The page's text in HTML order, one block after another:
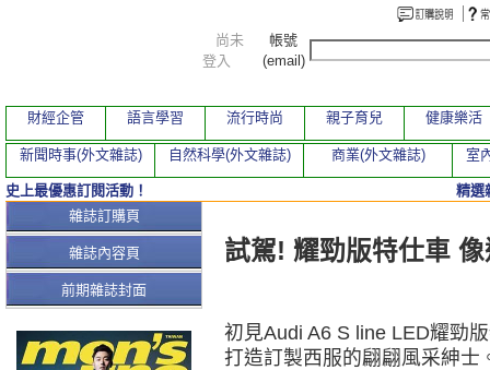
本期文章
試駕! 耀勁版特仕車
初見Audi A6 S line LED耀勁
打造訂製西服的翩翩風采紳士
雜誌訂購頁
雜誌內容頁
前期雜誌封面
尚未
登入
帳號
(email)
財經企管 語言學習 流行時尚 親子育兒 健康樂活
新聞時事(外文雜誌) 自然科學(外文雜誌) 商業(外文雜誌) 室
史上最優惠訂閱活動！ 精選